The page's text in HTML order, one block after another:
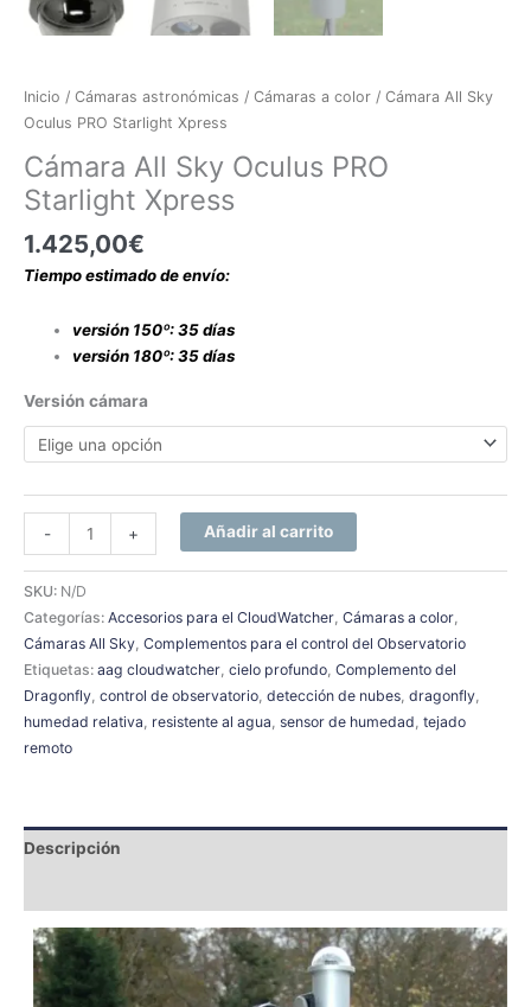
Inicio / Cámaras astronómicas / Cámaras a color / Cámara All Sky
Oculus PRO Starlight Xpress
Cámara All Sky Oculus PRO
Starlight Xpress
1.425,00€
Tiempo estimado de envío:
versión 150º: 35 días
versión 180º: 35 días
Versión cámara
- + Añadir al carrito
SKU: N/D
Categorías: Accesorios para el CloudWatcher, Cámaras a color,
Cámaras All Sky, Complementos para el control del Observatorio
Etiquetas: aag cloudwatcher, cielo profundo, Complemento del
Dragonfly, control de observatorio, detección de nubes, dragonfly,
humedad relativa, resistente al agua, sensor de humedad, tejado
remoto
Descripción